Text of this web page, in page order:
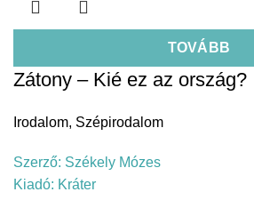
TOVÁBB
Zátony – Kié ez az ország?
Irodalom, Szépirodalom
Szerző: Székely Mózes
Kiadó: Kráter